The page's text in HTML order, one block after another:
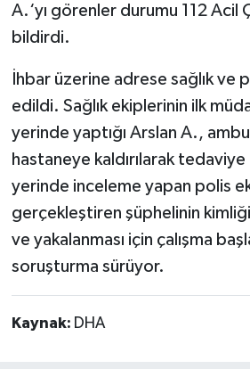
A.‘yı görenler durumu 112 Acil
bildirdi.
İhbar üzerine adrese sağlık ve
edildi. Sağlık ekiplerinin ilk
yerinde yaptığı Arslan A.,
hastaneye kaldırılarak tedaviye
yerinde inceleme yapan polis
gerçekleştiren şüphelinin
ve yakalanması için çalışma
soruşturma sürüyor.
Kaynak: DHA